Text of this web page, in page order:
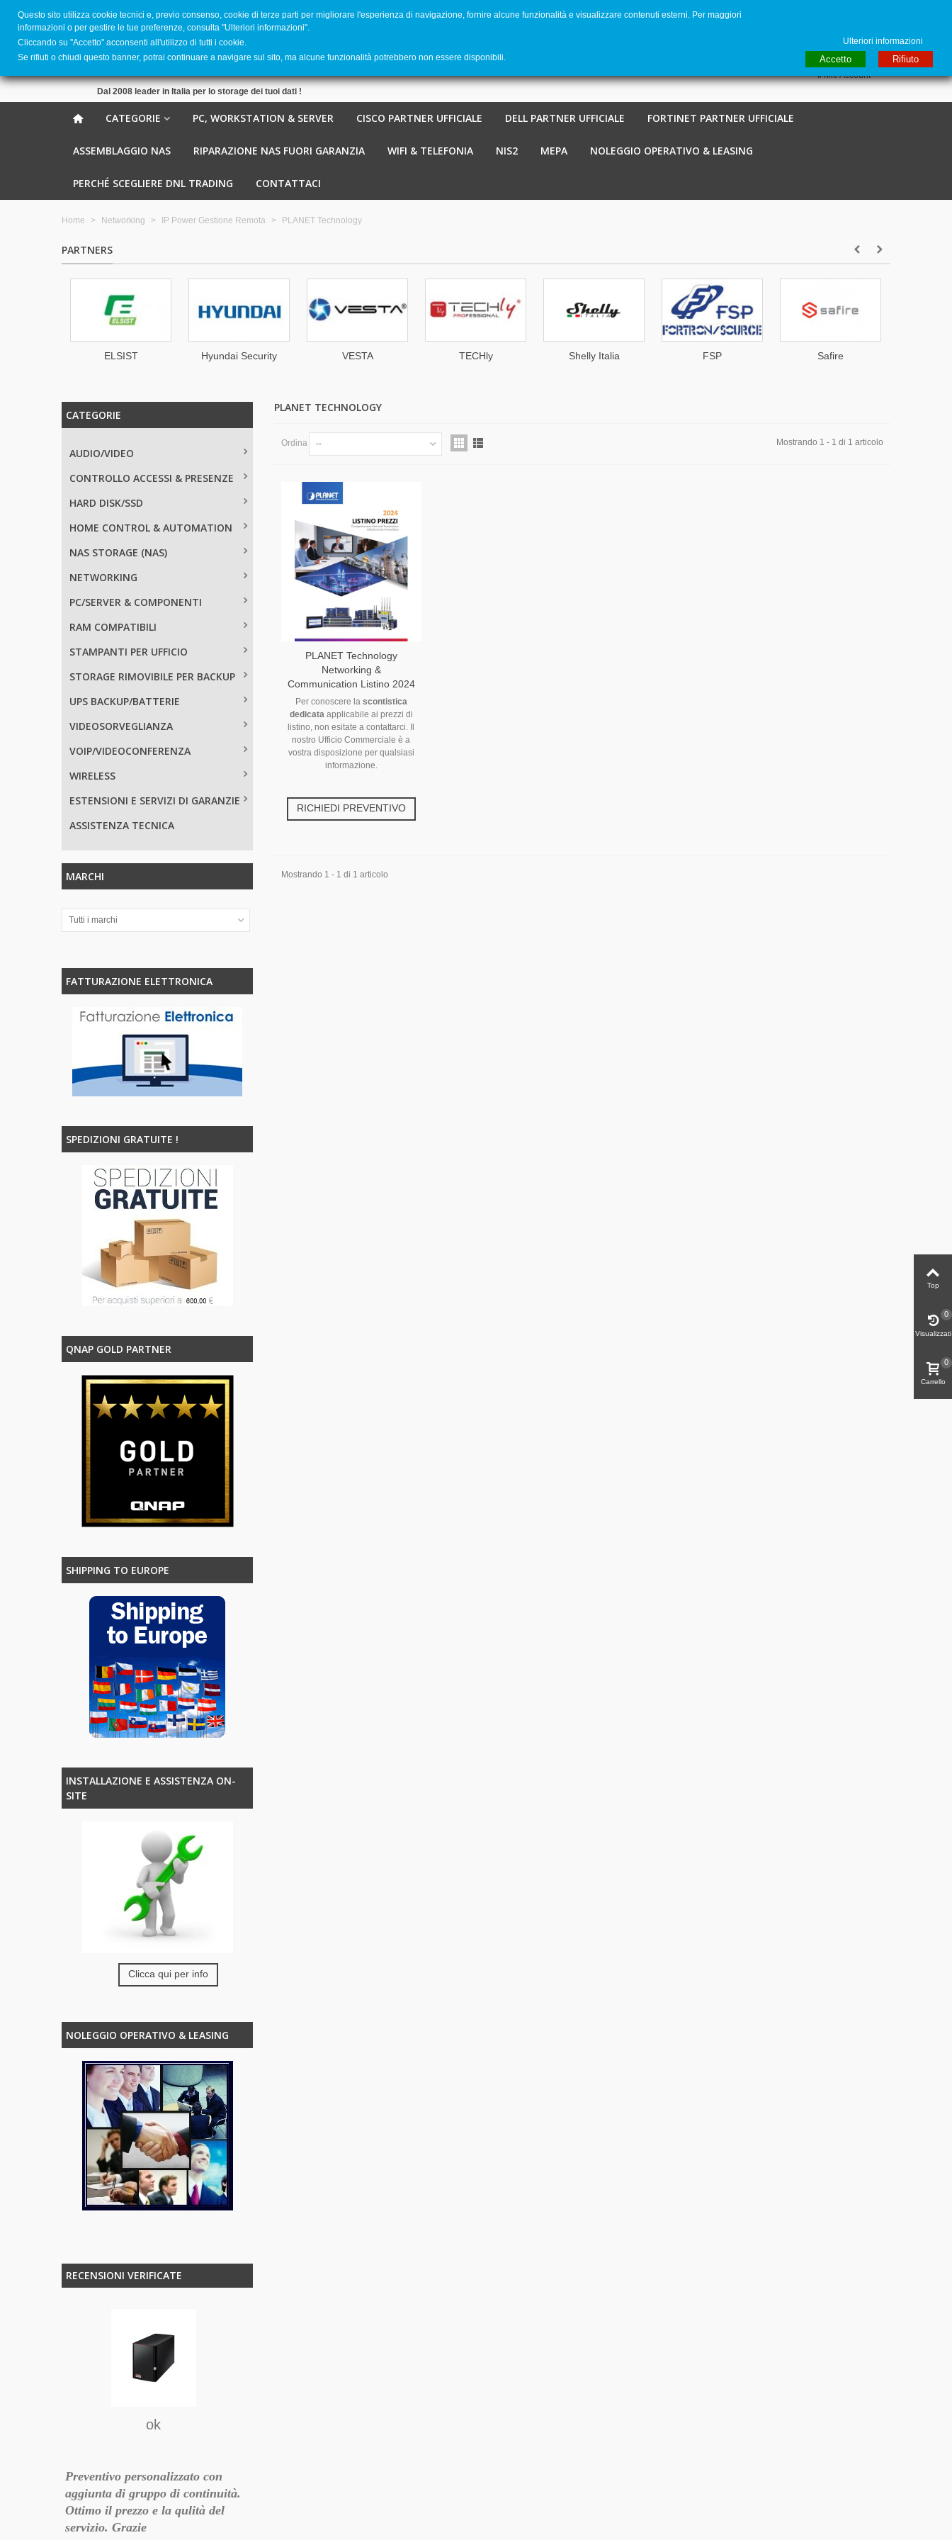
Dal 2008 leader in Italia per lo storage dei tuoi dati !
Il Mio Account
CATEGORIE PC, WORKSTATION & SERVER CISCO PARTNER UFFICIALE DELL PARTNER UFFICIALE FORTINET PARTNER UFFICIALE
ASSEMBLAGGIO NAS RIPARAZIONE NAS FUORI GARANZIA WIFI & TELEFONIA NIS2 MEPA NOLEGGIO OPERATIVO & LEASING
PERCHÉ SCEGLIERE DNL TRADING CONTATTACI
Home > Networking > IP Power Gestione Remota > PLANET Technology
PARTNERS
ELSIST Hyundai Security VESTA
TECHly
Shelly Italia FSP Safire
CATEGORIE
AUDIO/VIDEO
CONTROLLO ACCESSI & PRESENZE
HARD DISK/SSD
HOME CONTROL & AUTOMATION
NAS STORAGE (NAS)
NETWORKING
PC/SERVER & COMPONENTI
RAM COMPATIBILI
STAMPANTI PER UFFICIO
STORAGE RIMOVIBILE PER BACKUP
UPS BACKUP/BATTERIE
VIDEOSORVEGLIANZA
VOIP/VIDEOCONFERENZA
WIRELESS
ESTENSIONI E SERVIZI DI GARANZIE
ASSISTENZA TECNICA
MARCHI
Tutti i marchi
FATTURAZIONE ELETTRONICA
SPEDIZIONI GRATUITE !
QNAP GOLD PARTNER
SHIPPING TO EUROPE
INSTALLAZIONE E ASSISTENZA ON-
SITE
Clicca qui per info
NOLEGGIO OPERATIVO & LEASING
RECENSIONI VERIFICATE
ok
Preventivo personalizzato con
aggiunta di gruppo di continuità.
Ottimo il prezzo e la qulità del
servizio. Grazie
PLANET TECHNOLOGY
Ordina -- Mostrando 1 - 1 di 1 articolo
PLANET Technology
Networking &
Communication Listino 2024
Per conoscere la scontistica
dedicataapplicabile ai prezzi di
listino, non esitate a contattarci. Il
nostro Ufficio Commerciale è a
vostra disposizione per qualsiasi
informazione.
RICHIEDI PREVENTIVO
Mostrando 1 - 1 di 1 articolo
Top
Visualizzati
0
Carrello
0
Questo sito utilizza cookie tecnici e, previo consenso, cookie di terze parti per migliorare l'esperienza di navigazione, fornire alcune funzionalità e visualizzare contenuti esterni. Per maggiori
informazioni o per gestire le tue preferenze, consulta "Ulteriori informazioni".
Cliccando su ''Accetto'' acconsenti all'utilizzo di tutti i cookie.
Se rifiuti o chiudi questo banner, potrai continuare a navigare sul sito, ma alcune funzionalità potrebbero non essere disponibili.
Ulteriori informazioni
Accetto Rifiuto